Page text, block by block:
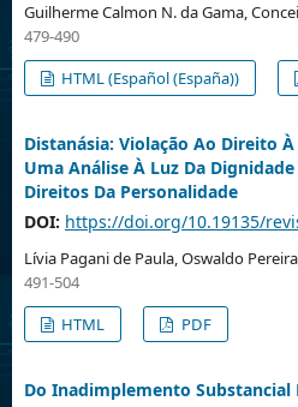
Guilherme Calmon N. da Gama,
479-490
HTML (Español (España))
Distanásia: Violação Ao Direito
Uma Análise À Luz Da
Direitos Da Personalidade
DOI: https://doi.org/10.19135/
Lívia Pagani de Paula, Oswaldo
491-504
HTML
PDF
Do Inadimplemento Substancial